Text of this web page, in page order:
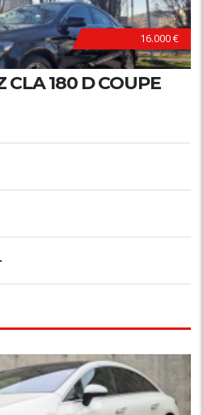
16.000 €
CLA 180 D COUPE